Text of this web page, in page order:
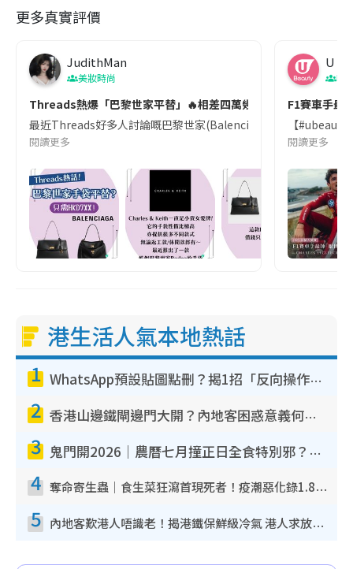
更多真實評價
JudithMan
美妝時尚
Threads熱爆「巴黎世家平替」🔥相差四萬幾蚊! 超抵$7XX買到
最近Threads好多人討論嘅巴黎世家(Balenciaga)平替手袋其實
閱讀更多
U
吹
F1賽車手最
【
閱讀更多
港生活人氣本地熱話
1 WhatsApp預設貼圖點刪？揭1招「反向操作」還原簡潔介面 附3步實測教學
2 香港山邊鐵閘邊門大開？內地客困惑意義何在！網民神回覆：呢種叫法理性防禦
3 鬼門開2026｜農曆七月撞正日全食特別邪？專家警告切忌做一事！揭4大禁忌+2招保平安
4 奪命寄生蟲｜食生菜狂瀉首現死者！疫潮惡化錄1.8萬宗病例 揭洗菜3大謬誤
5 內地客歎港人唔識老！揭港鐵保鮮級冷氣 港人求放過：咪投訴